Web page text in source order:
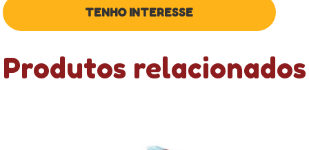
Produtos relacionados